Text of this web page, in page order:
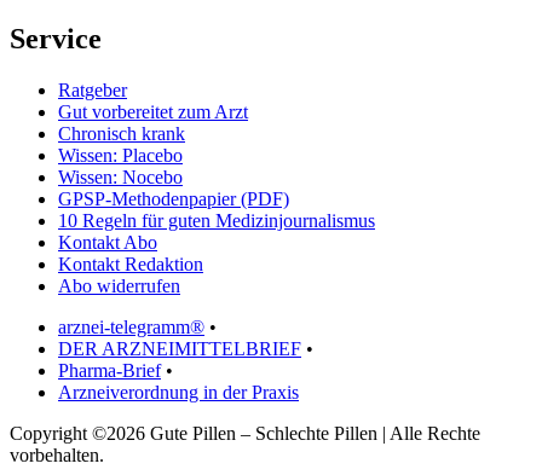
Service
Ratgeber
Gut vorbereitet zum Arzt
Chronisch krank
Wissen: Placebo
Wissen: Nocebo
GPSP-Methodenpapier (PDF)
10 Regeln für guten Medizinjournalismus
Kontakt Abo
Kontakt Redaktion
Abo widerrufen
arznei-telegramm® •
DER ARZNEIMITTELBRIEF •
Pharma-Brief•
Arzneiverordnung in der Praxis
Copyright ©2026 Gute Pillen – Schlechte Pillen | Alle Rechte
vorbehalten.